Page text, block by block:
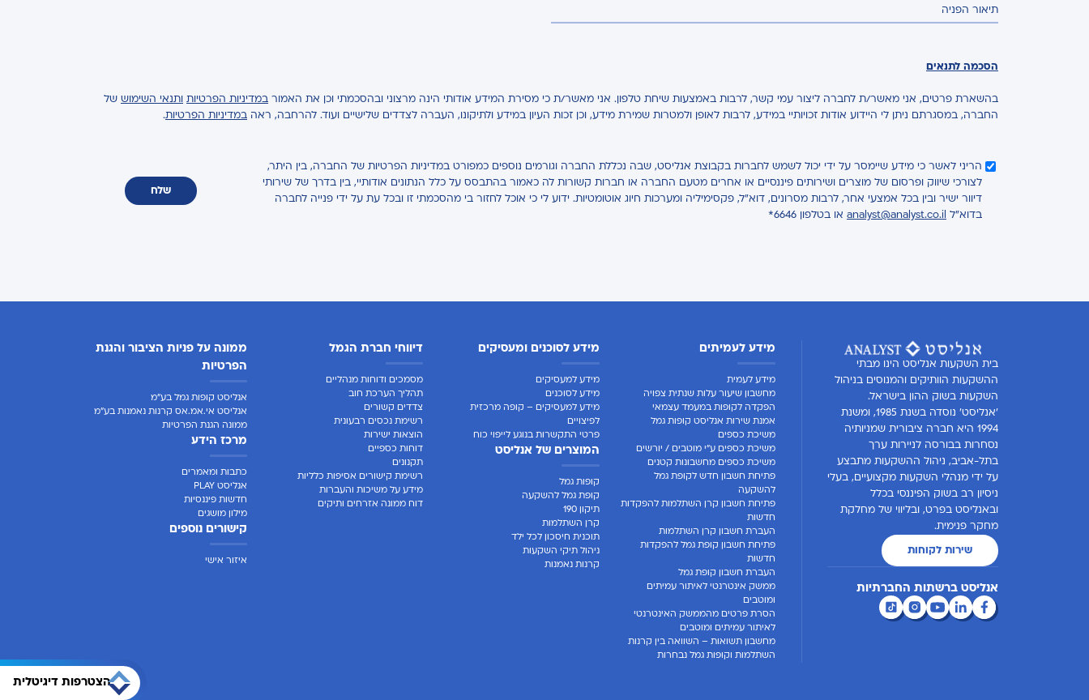
תיאור הפניה
הסכמה לתנאים
בהשארת פרטים, אני מאשר/ת לחברה ליצור עמי קשר, לרבות באמצעות שיחת טלפון. אני מאשר/ת כי מסירת המידע אודותי הינה מרצוני ובהסכמתי וכן את האמור במדיניות הפרטיות ותנאי השימוש של
החברה, במסגרתם ניתן לי היידוע אודות זכויותיי במידע, לרבות לאופן ולמטרות שמירת מידע, וכן זכות העיון במידע ולתיקונו, העברה לצדדים שלישיים ועוד. להרחבה, ראה במדיניות הפרטיות.
הריני לאשר כי מידע שיימסר על ידי יכול לשמש לחברות בקבוצת אנליסט, שבה נכללת החברה וגורמים נוספים כמפורט במדיניות הפרטיות של החברה, בין היתר,
לצורכי שיווק ופרסום של מוצרים ושירותים פיננסיים או אחרים מטעם החברה או חברות קשורות לה כאמור בהתבסס על כלל הנתונים אודותיי, בין בדרך של שירותי
דיוור ישיר ובין בכל אמצעי אחר, לרבות מסרונים, דוא"ל, פקסימיליה ומערכות חיוג אוטומטיות. ידוע לי כי אוכל לחזור בי מהסכמתי זו ובכל עת על ידי פנייה לחברה
בדוא"ל
analyst@analyst.co.il או בטלפון 6646*
שלח
בית השקעות אנליסט הינו מבתי
ההשקעות הוותיקים והמנוסים בניהול
השקעות בשוק ההון בישראל.
'אנליסט' נוסדה בשנת 1985, ומשנת
1994 היא חברה ציבורית שמניותיה
נסחרות בבורסה לניירות ערך
בתל-אביב, ניהול ההשקעות מתבצע
על ידי מנהלי השקעות מקצועיים, בעלי
ניסיון רב בשוק הפיננסי בכלל
ובאנליסט בפרט, ובליווי של מחלקת
מחקר פנימית.
שירות לקוחות
אנליסט ברשתות החברתיות
מידע לעמיתים
מידע לעמית
מחשבון שיעור עלות שנתית צפויה
הפקדה לקופות במעמד עצמאי
אמנת שירות אנליסט קופות גמל
משיכת כספים
משיכת כספים ע"י מוטבים / יורשים
משיכת כספים מחשבונות קטנים
פתיחת חשבון חדש לקופת גמל
להשקעה
פתיחת חשבון קרן השתלמות להפקדות
חדשות
העברת חשבון קרן השתלמות
פתיחת חשבון קופת גמל להפקדות
חדשות
העברת חשבון קופת גמל
ממשק אינטרנטי לאיתור עמיתים
ומוטבים
הסרת פרטים מהממשק האינטרנטי
לאיתור עמיתים ומוטבים
מחשבון תשואות – השוואה בין קרנות
השתלמות וקופות גמל נבחרות
מידע לסוכנים ומעסיקים
מידע למעסיקים
מידע לסוכנים
מידע למעסיקים – קופה מרכזית
לפיצויים
פרטי התקשרות בנוגע לייפוי כוח
המוצרים של אנליסט
קופות גמל
קופת גמל להשקעה
תיקון 190
קרן השתלמות
תוכנית חיסכון לכל ילד
ניהול תיקי השקעות
קרנות נאמנות
דיווחי חברת הגמל
מסמכים ודוחות מנהליים
תהליך הערכת חוב
צדדים קשורים
רשימת נכסים רבעונית
הוצאות ישירות
דוחות כספיים
תקנונים
רשימת קישורים אסיפות כלליות
מידע על משיכות והעברות
דוח ממונה אזרחים ותיקים
ממונה על פניות הציבור והגנת
הפרטיות
אנליסט קופות גמל בע"מ
אנליסט אי.אמ.אס קרנות נאמנות בע"מ
ממונה הגנת הפרטיות
מרכז הידע
כתבות ומאמרים
אנליסט PLAY
חדשות פיננסיות
מילון מושגים
קישורים נוספים
איזור אישי
הצטרפות דיגיטלית